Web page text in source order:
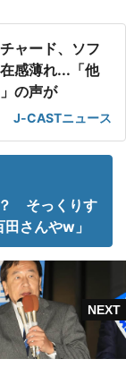
ャード、ソフ
感薄れ...「他
の声が
J-CASTニュース
そっくりす
さんやw」